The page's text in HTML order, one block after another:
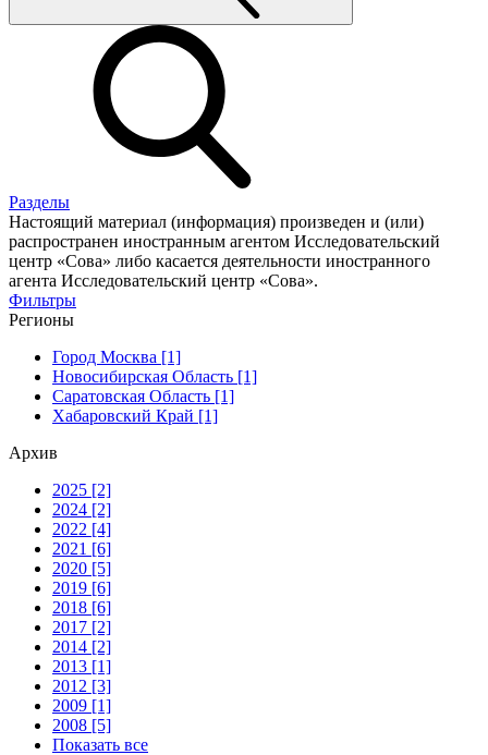
Разделы
Настоящий материал (информация) произведен и (или)
распространен иностранным агентом Исследовательский
центр «Сова» либо касается деятельности иностранного
агента Исследовательский центр «Сова».
Фильтры
Регионы
Город Москва [1]
Новосибирская Область [1]
Саратовская Область [1]
Хабаровский Край [1]
Архив
2025 [2]
2024 [2]
2022 [4]
2021 [6]
2020 [5]
2019 [6]
2018 [6]
2017 [2]
2014 [2]
2013 [1]
2012 [3]
2009 [1]
2008 [5]
Показать все